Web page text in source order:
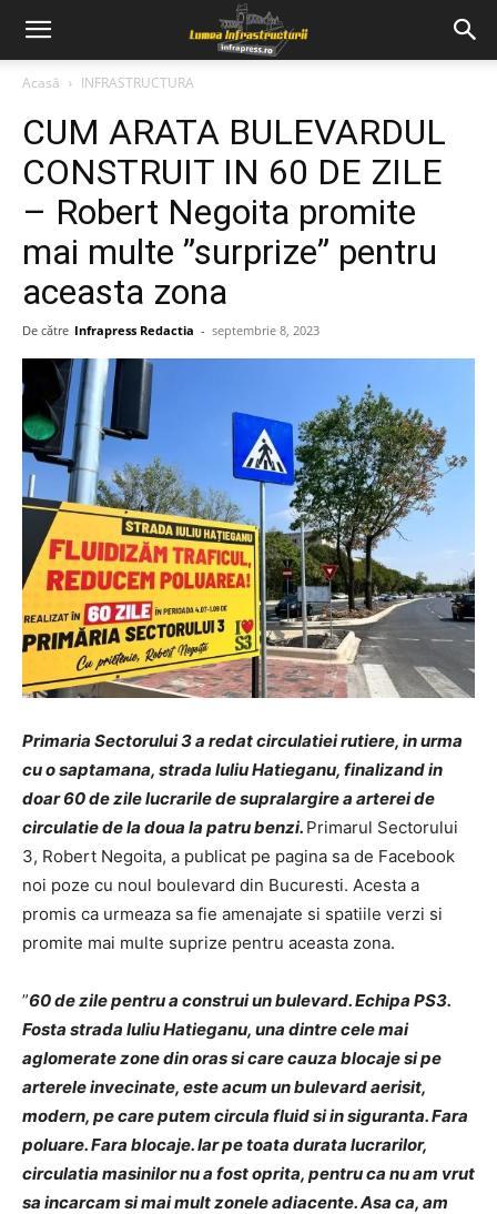
Acasă INFRASTRUCTURA
CUM ARATA BULEVARDUL
CONSTRUIT IN 60 DE ZILE
– Robert Negoita promite
mai multe ”surprize” pentru
aceasta zona
De către Infrapress Redactia - septembrie 8, 2023
Primaria Sectorului 3 a redat circulatiei rutiere, in urma
cu o saptamana, strada Iuliu Hatieganu, finalizand in
doar 60 de zile lucrarile de supralargire a arterei de
circulatie de la doua la patru benzi. Primarul Sectorului
3, Robert Negoita, a publicat pe pagina sa de Facebook
noi poze cu noul boulevard din Bucuresti. Acesta a
promis ca urmeaza sa fie amenajate si spatiile verzi si
promite mai multe suprize pentru aceasta zona.
”60 de zile pentru a construi un bulevard. Echipa PS3.
Fosta strada Iuliu Hatieganu, una dintre cele mai
aglomerate zone din oras si care cauza blocaje si pe
arterele invecinate, este acum un bulevard aerisit,
modern, pe care putem circula fluid si in siguranta. Fara
poluare. Fara blocaje. Iar pe toata durata lucrarilor,
circulatia masinilor nu a fost oprita, pentru ca nu am vrut
sa incarcam si mai mult zonele adiacente. Asa ca, am